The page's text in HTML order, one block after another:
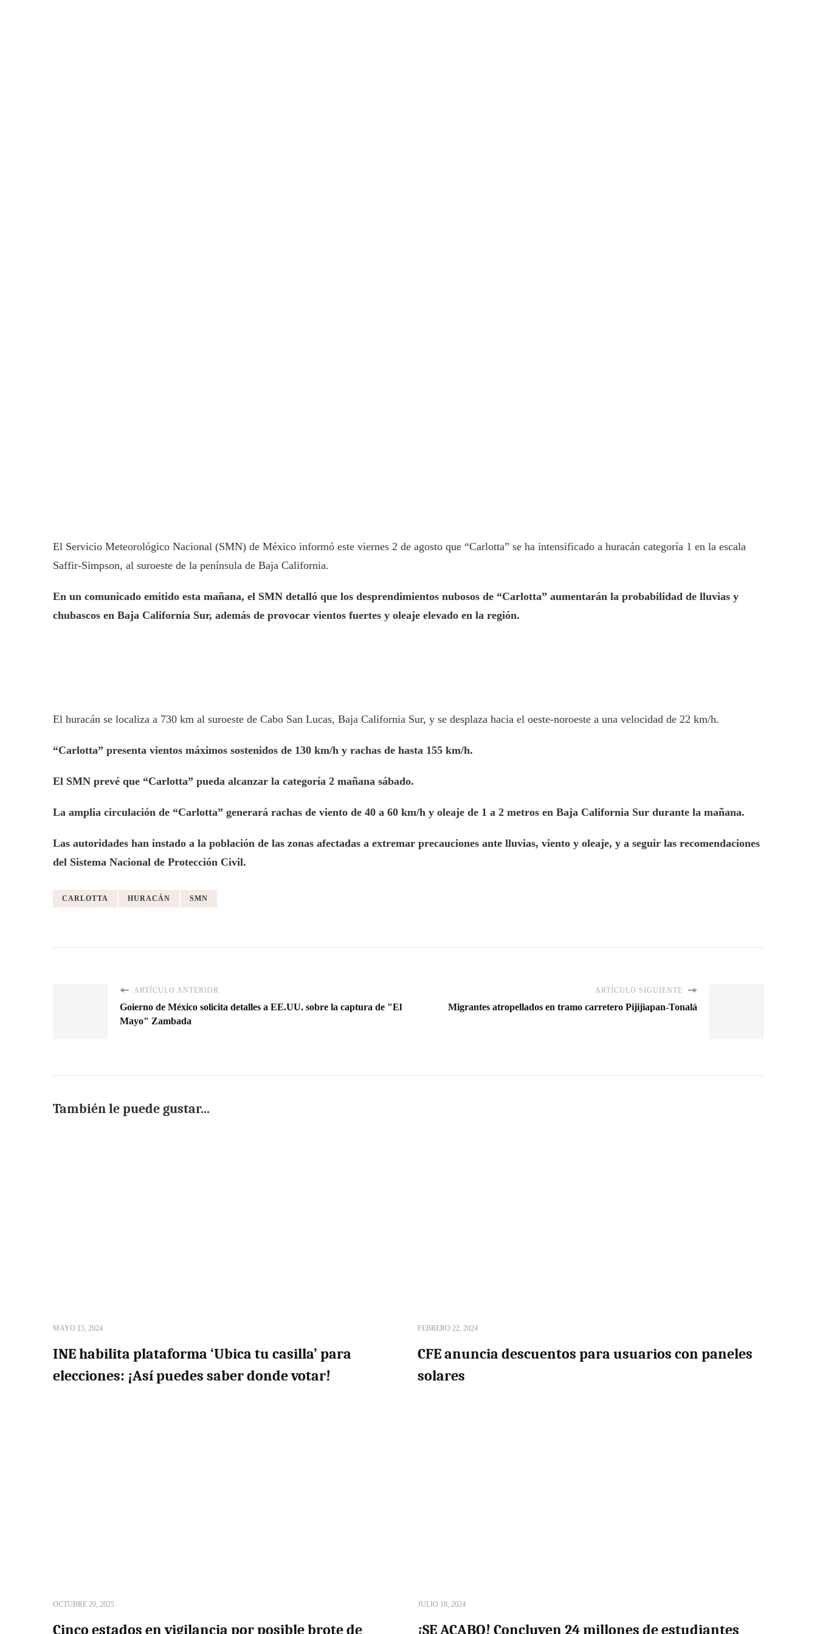
El Servicio Meteorológico Nacional (SMN) de México informó este viernes 2 de agosto que “Carlotta” se ha intensificado a huracán categoría 1 en la escala
Saffir-Simpson, al suroeste de la península de Baja California.
En un comunicado emitido esta mañana, el SMN detalló que los desprendimientos nubosos de “Carlotta” aumentarán la probabilidad de lluvias y
chubascos en Baja California Sur, además de provocar vientos fuertes y oleaje elevado en la región.
El huracán se localiza a 730 km al suroeste de Cabo San Lucas, Baja California Sur, y se desplaza hacia el oeste-noroeste a una velocidad de 22 km/h.
“Carlotta” presenta vientos máximos sostenidos de 130 km/h y rachas de hasta 155 km/h.
El SMN prevé que “Carlotta” pueda alcanzar la categoría 2 mañana sábado.
La amplia circulación de “Carlotta” generará rachas de viento de 40 a 60 km/h y oleaje de 1 a 2 metros en Baja California Sur durante la mañana.
Las autoridades han instado a la población de las zonas afectadas a extremar precauciones ante lluvias, viento y oleaje, y a seguir las recomendaciones
del Sistema Nacional de Protección Civil.
CARLOTTA HURACÁN SMN
ARTÍCULO ANTERIOR
Goierno de México solicita detalles a EE.UU. sobre la captura de "El
Mayo" Zambada
ARTÍCULO SIGUIENTE
Migrantes atropellados en tramo carretero Pijijiapan-Tonalá
También le puede gustar...
MAYO 15, 2024
INE habilita plataforma ‘Ubica tu casilla’ para
elecciones: ¡Así puedes saber donde votar!
FEBRERO 22, 2024
CFE anuncia descuentos para usuarios con paneles
solares
OCTUBRE 20, 2025
Cinco estados en vigilancia por posible brote de
JULIO 18, 2024
¡SE ACABO! Concluyen 24 millones de estudiantes